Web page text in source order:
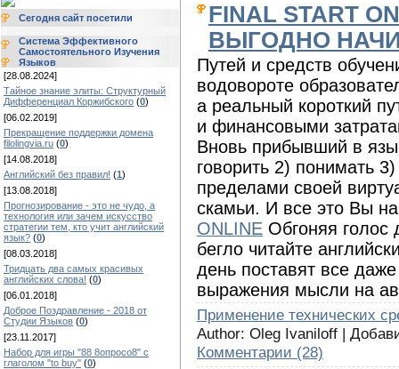
Сегодня сайт посетили
Система Эффективного
Самостоятельного Изучения
Языков
[28.08.2024]
Тайное знание элиты: Структурный
Дифференциал Коржибского (0)
[06.02.2019]
Прекращение поддержки домена
filolingvia.ru (0)
[14.08.2018]
Английский без правил! (1)
[13.08.2018]
Прогнозирование - это не чудо, а
технология или зачем искусство
стратегии тем, кто учит английский
язык? (0)
[08.03.2018]
Тридцать два самых красивых
английских слова! (0)
[06.01.2018]
Доброе Поздравление - 2018 от
Студии Языков (0)
[23.11.2017]
Набор для игры "88 8опросо8" с
глаголом "to buy" (0)
FINAL START
ВЫГОДНО
Путей и средств
водовороте
а реальный короткий
и финансовыми
Вновь прибывший в
говорить 2) понимать
пределами своей
скамьи. И все это Вы
ONLINE Обгоняя голос
бегло читайте
день поставят все
выражения мысли на
Применение технических
Author: Oleg Ivaniloff |
Комментарии (28)